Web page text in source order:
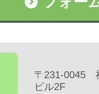
〒231-0045
ビル2F